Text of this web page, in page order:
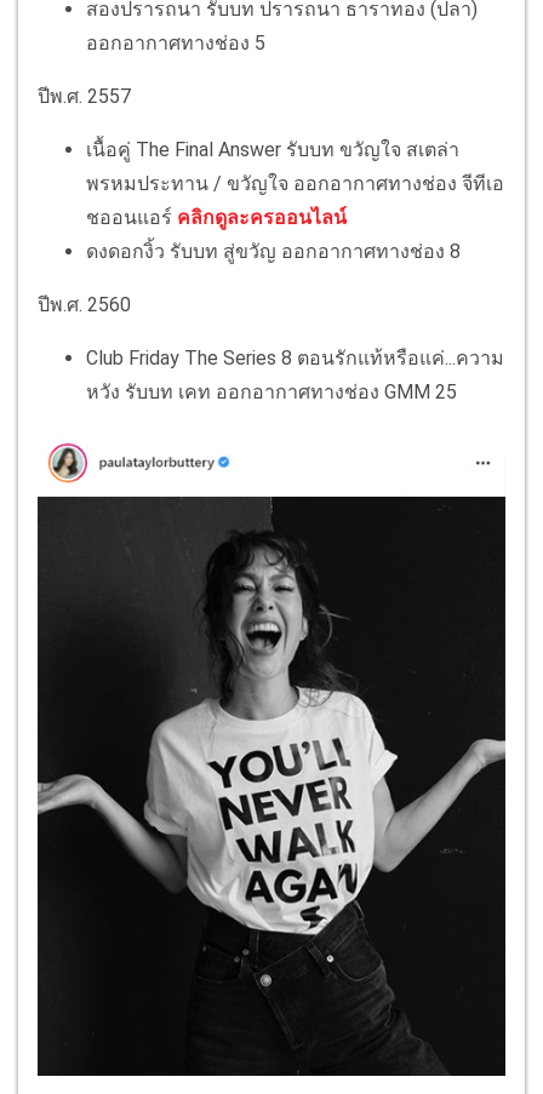
สองปรารถนา รับบท ปรารถนา ธาราทอง (ปลา)
ออกอากาศทางช่อง 5
ปีพ.ศ. 2557
เนื้อคู่ The Final Answer รับบท ขวัญใจ สเตล่า
พรหมประทาน / ขวัญใจ ออกอากาศทางช่อง จีทีเอ
ชออนแอร์ คลิกดูละครออนไลน์
ดงดอกงิ้ว รับบท สู่ขวัญ ออกอากาศทางช่อง 8
ปีพ.ศ. 2560
Club Friday The Series 8 ตอนรักแท้หรือแค่...ความ
หวัง รับบท เคท ออกอากาศทางช่อง GMM 25